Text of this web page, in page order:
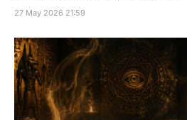
27 May 2026 21:59